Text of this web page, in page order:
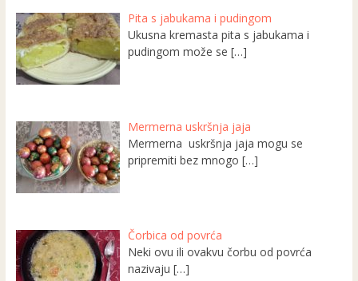
Pita s jabukama i pudingom
Ukusna kremasta pita s jabukama i
pudingom može se[…]
Mermerna uskršnja jaja
Mermerna uskršnja jaja mogu se
pripremiti bez mnogo[…]
Čorbica od povrća
Neki ovu ili ovakvu čorbu od povrća
nazivaju[…]